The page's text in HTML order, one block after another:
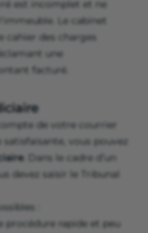
est incomplet et ne
Le cabinet
cahier des charges
une
facturé.
de votre courrier
satisfaisante, vous pouvez
. Dans le cadre d’un
devez saisir le Tribunal
:
procédure rapide et peu